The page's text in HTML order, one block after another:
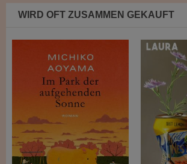
WIRD OFT ZUSAMMEN GEKAUFT